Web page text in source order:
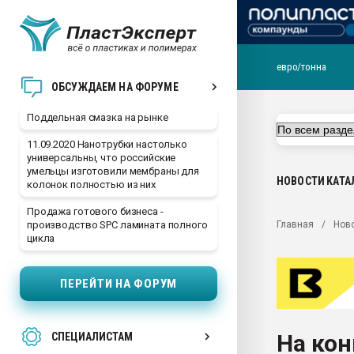
ОБСУЖДАЕМ НА ФОРУМЕ
Поддельная смазка на рынке
11.09.2020 Нанотрубки настолько
универсальны, что российские
умельцы изготовили мембраны для
колонок полностью из них
Продажа готового бизнеса -
производство SPC ламината полного
цикла
ПЕРЕЙТИ НА ФОРУМ
СПЕЦИАЛИСТАМ
ближайшее
Подмосковье, Москва
первый план в
28.07.2026
Всё, что касается
Материал поверхности
Продам отходы
евро/тонна
НОВОСТИ
Главная
На